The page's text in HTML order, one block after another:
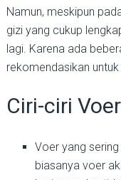
Namun, meskipun
gizi yang cukup
lagi. Karena ada
rekomendasikan
Ciri-ciri
Voer yang
biasanya voer